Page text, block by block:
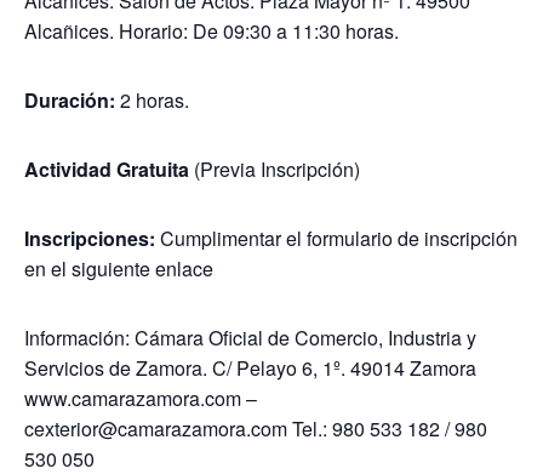
Alcañices. Horario: De 09:30 a 11:30 horas.
Duración: 2 horas.
Actividad Gratuita (Previa Inscripción)
Inscripciones: Cumplimentar el formulario de inscripción
en el siguienteenlace
Información: Cámara Oficial de Comercio, Industria y
Servicios de Zamora. C/ Pelayo 6, 1º. 49014 Zamora
www.camarazamora.com –
cexterior@camarazamora.com Tel.: 980 533 182 / 980
530 050